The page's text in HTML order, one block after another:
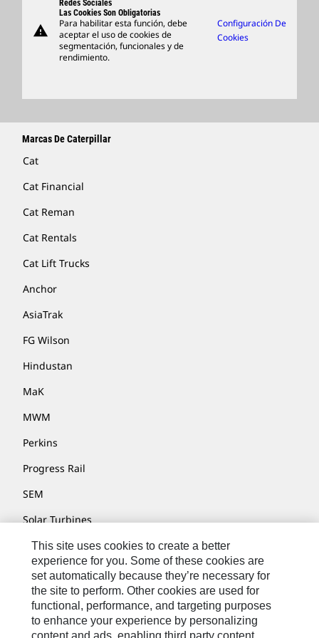
Support
Artículos
Encontrar Un Distribuidor
warning
Redes Sociales
Las Cookies Son Obligatorias
Para habilitar esta función, debe
aceptar el uso de cookies de
segmentación, funcionales y de
rendimiento.
Configuración De
Cookies
Marcas De Caterpillar
Cat
Cat Financial
Cat Reman
Cat Rentals
Cat Lift Trucks
Anchor
AsiaTrak
FG Wilson
Hindustan
MaK
MWM
Perkins
Progress Rail
SEM
Solar Turbines
SPM Oil & Gas
Turner Powertrain Systems
Contáctenos
This site uses cookies to create a better
experience for you. Some of these cookies are
set automatically because they’re necessary for
the site to perform. Other cookies are used for
functional, performance, and targeting purposes
to enhance your experience by personalizing
content and ads, enabling third party content